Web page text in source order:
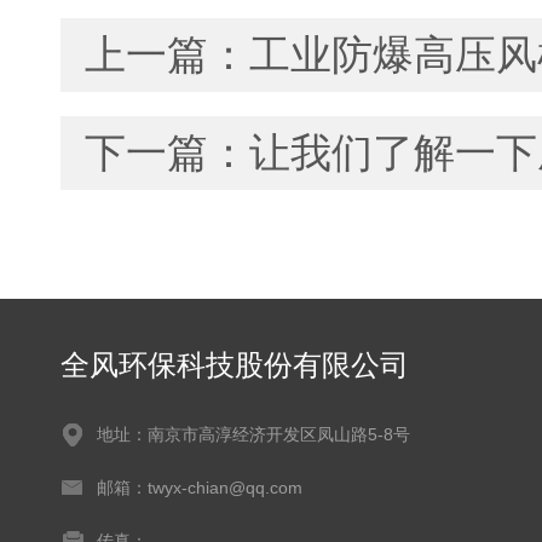
上一篇： 工业防爆高压
下一篇： 让我们了解一
全风环保科技股份有限公司
地址：南京市高淳经济开发区凤山路5-8号
邮箱：twyx-chian@qq.com